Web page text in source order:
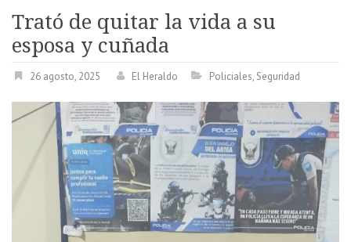
Trató de quitar la vida a su
esposa y cuñada
26 agosto, 2025 El Heraldo Policiales, Seguridad